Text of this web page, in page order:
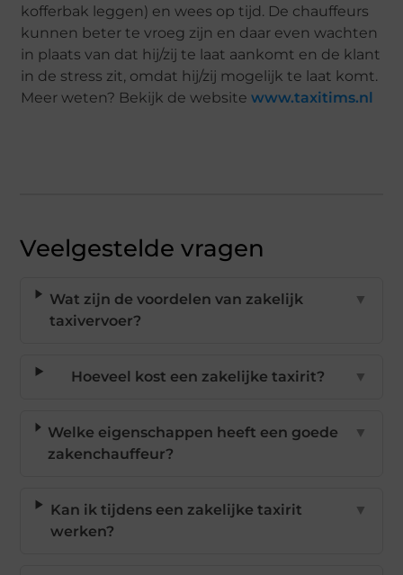
kofferbak leggen) en wees op tijd. De chauffeurs
kunnen beter te vroeg zijn en daar even wachten
in plaats van dat hij/zij te laat aankomt en de klant
in de stress zit, omdat hij/zij mogelijk te laat komt.
Meer weten? Bekijk de websitewww.taxitims.nl
Veelgestelde vragen
Wat zijn de voordelen van zakelijk
taxivervoer?
▼
Hoeveel kost een zakelijke taxirit? ▼
Welke eigenschappen heeft een goede
zakenchauffeur?
▼
Kan ik tijdens een zakelijke taxirit
werken?
▼